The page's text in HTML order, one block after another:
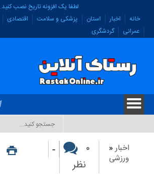
لطفا یک افزونه تاریخ نصب کنید.
خانه
اخبار استان پزشکی و سلامت اقتصادی
عمرانی
گردشگری
اخبار«
ورزشی
۰
نظر
-